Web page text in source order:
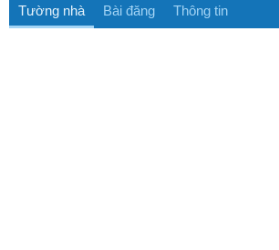
Tường nhà Bài đăng Thông tin